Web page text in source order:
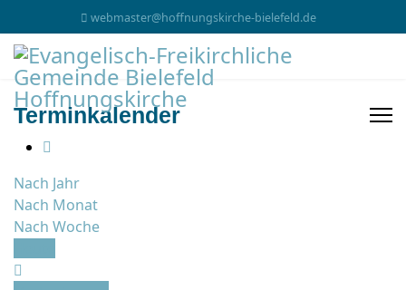
webmaster@hoffnungskirche-bielefeld.de
Terminkalender
Nach Jahr
Nach Monat
Nach Woche